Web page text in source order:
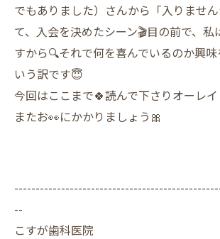
でもありました）さんから「入りません
て、入会を決めたシーン🎬目の前で、私
すから🔍それで何を喜んでいるのか興
いう訳です😇
今回はここまで🍀読んで下さりオーレ
またお👀にかかりましょう🎀
--
こすが歯科医院